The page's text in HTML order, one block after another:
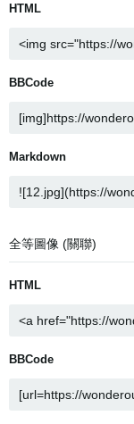
HTML
BBCode
Markdown
全等圖像 (關聯)
HTML
BBCode